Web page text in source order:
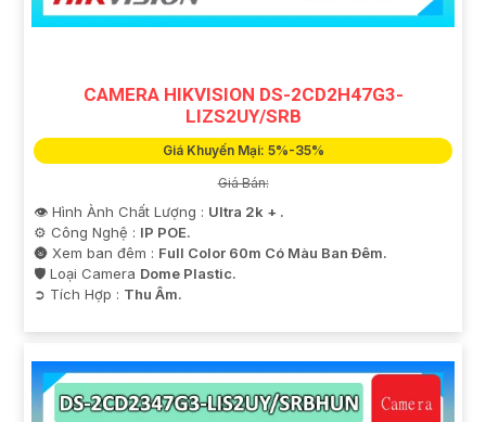
CAMERA HIKVISION DS-2CD2H47G3-
LIZS2UY/SRB
Giá Khuyến Mại: 5%-35%
Giá Bán:
👁 Hình Ành Chất Lượng : Ultra 2k + .
⚙ Công Nghệ : IP POE.
🌚 Xem ban đêm : Full Color 60m Có Màu Ban Ðêm.
🛡 Loại Camera Dome Plastic.
️➲ Tích Hợp : Thu Âm.